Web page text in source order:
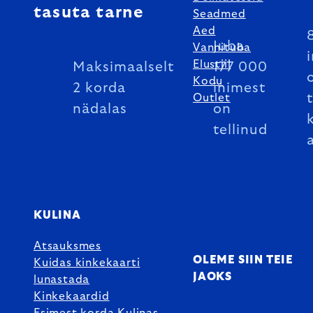
tasuta tarne
Maksimaalselt
2 korda
nädalas
Juba
177 000
inimest
on
tellinud
Seadmed
Aed
Vannituba
Elustiil
Kodu
Outlet
KULINA
Atsauksmes
Kuidas kinkekaarti
lunastada
Kinkekaardid
OLEME SIIN TEIE
JAOKS